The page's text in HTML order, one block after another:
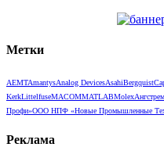
Метки
AEMTAmantysAnalog DevicesAsahiBergquist
KerkLittelfuseMACOMMATLABMolexАнгстрем
Профи»ООО НПФ «Новые Промышленные
Реклама